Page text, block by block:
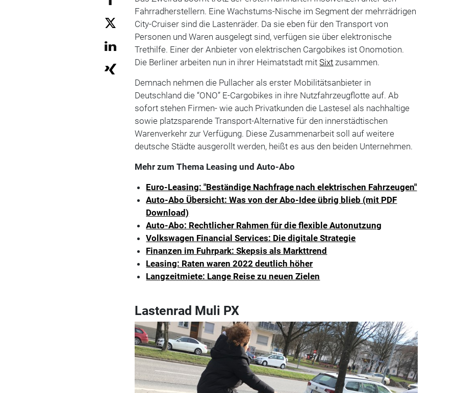
Fahrradherstellern. Eine Wachstums-Nische im Segment der mehrrädrigen
City-Cruiser sind die Lastenräder. Da sie eben für den Transport von
Personen und Waren ausgelegt sind, verfügen sie über elektronische
Trethilfe. Einer der Anbieter von elektrischen Cargobikes ist Onomotion.
Die Berliner arbeiten nun in ihrer Heimatstadt mitSixt zusammen.
Demnach nehmen die Pullacher als erster Mobilitätsanbieter in
Deutschland die “ONO” E-Cargobikes in ihre Nutzfahrzeugflotte auf. Ab
sofort stehen Firmen- wie auch Privatkunden die Lastesel als nachhaltige
sowie platzsparende Transport-Alternative für den innerstädtischen
Warenverkehr zur Verfügung. Diese Zusammenarbeit soll auf weitere
deutsche Städte ausgerollt werden, heißt es aus den beiden Unternehmen.
Mehr zum Thema Leasing und Auto-Abo
Euro-Leasing: "Beständige Nachfrage nach elektrischen Fahrzeugen"
Auto-Abo Übersicht: Was von der Abo-Idee übrig blieb (mit PDF
Download)
Auto-Abo: Rechtlicher Rahmen für die flexible Autonutzung
Volkswagen Financial Services: Die digitale Strategie
Finanzen im Fuhrpark: Skepsis als Markttrend
Leasing: Raten waren 2022 deutlich höher
Langzeitmiete: Lange Reise zu neuen Zielen
Lastenrad Muli PX